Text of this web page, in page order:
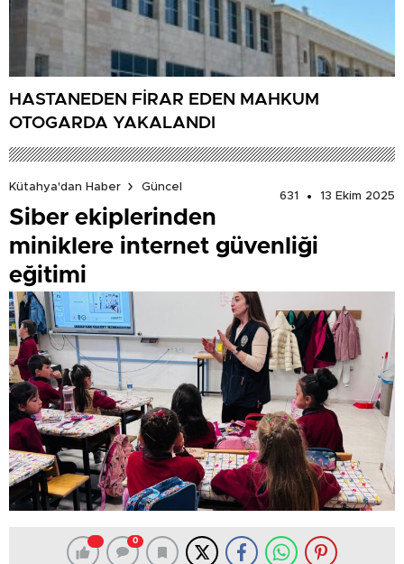
HASTANEDEN FİRAR EDEN MAHKUM
OTOGARDA YAKALANDI
Kütahya'dan Haber
Güncel
631
13 Ekim 2025
Siber ekiplerinden
miniklere internet güvenliği
eğitimi
0